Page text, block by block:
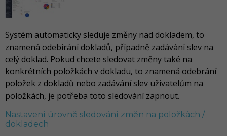
Systém automaticky sleduje změny nad dokladem, to
znamená odebírání dokladů, případně zadávání slev na
celý doklad. Pokud chcete sledovat změny také na
konkrétních položkách v dokladu, to znamená odebrání
položek z dokladů nebo zadávání slev uživatelům na
položkách, je potřeba toto sledování zapnout.
Nastavení úrovně sledování změn na položkách /
dokladech